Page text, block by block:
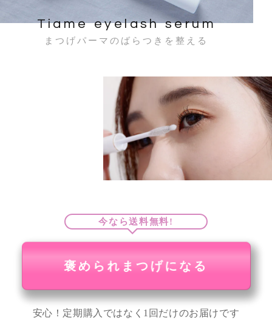
Tiame eyelash serum
まつげパーマのばらつきを整える
今なら送料無料!
安心！定期購入ではなく1回だけのお届けです